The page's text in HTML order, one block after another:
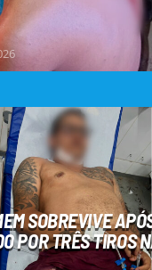
SOBREVIVE
POR TRÊS TIROS